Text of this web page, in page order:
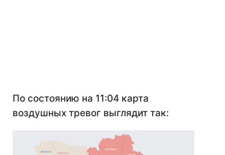
По состоянию на 11:04 карта
воздушных тревог выглядит так: